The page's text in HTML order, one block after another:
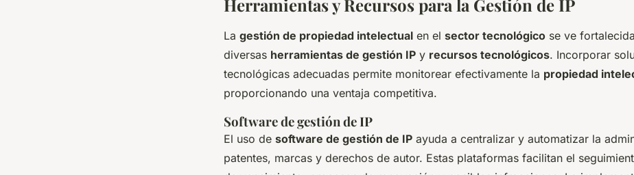
Herramientas y Recursos para la Gestión de IP
La gestión de propiedad intelectual en el sector tecnológico se ve
diversas herramientas de gestión IP y recursos tecnológicos. Incorporar
tecnológicas adecuadas permite monitorear efectivamente la propiedad
proporcionando una ventaja competitiva.
Software de gestión de IP
El uso de software de gestión de IP ayuda a centralizar y automatizar la
patentes, marcas y derechos de autor. Estas plataformas facilitan el